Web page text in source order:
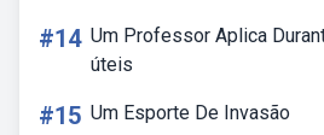
#14 Um Professor Aplica
úteis
#15 Um Esporte De Invasão